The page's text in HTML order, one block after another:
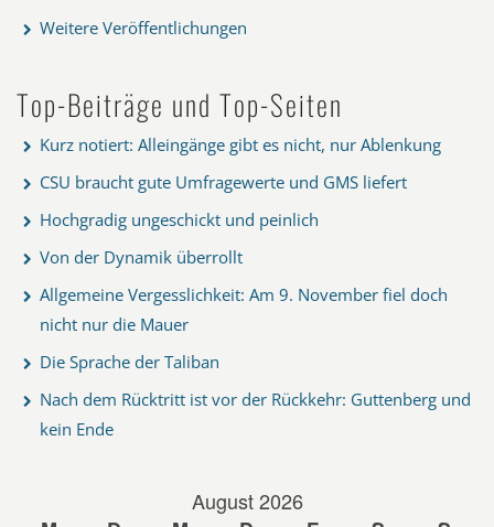
Weitere Veröffentlichungen
Top-Beiträge und Top-Seiten
Kurz notiert: Alleingänge gibt es nicht, nur Ablenkung
CSU braucht gute Umfragewerte und GMS liefert
Hochgradig ungeschickt und peinlich
Von der Dynamik überrollt
Allgemeine Vergesslichkeit: Am 9. November fiel doch
nicht nur die Mauer
Die Sprache der Taliban
Nach dem Rücktritt ist vor der Rückkehr: Guttenberg und
kein Ende
August 2026